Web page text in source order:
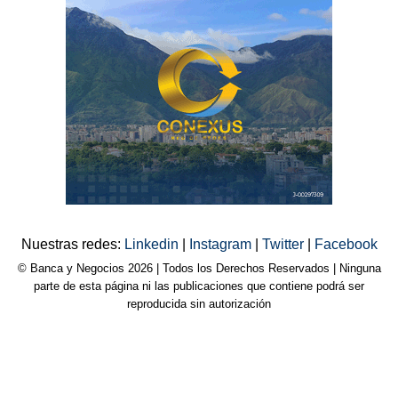
Nuestras redes: Linkedin Instagram Twitter Facebook
© Banca y Negocios 2026 | Todos los Derechos Reservados | Ninguna
parte de esta página ni las publicaciones que contiene podrá ser
reproducida sin autorización